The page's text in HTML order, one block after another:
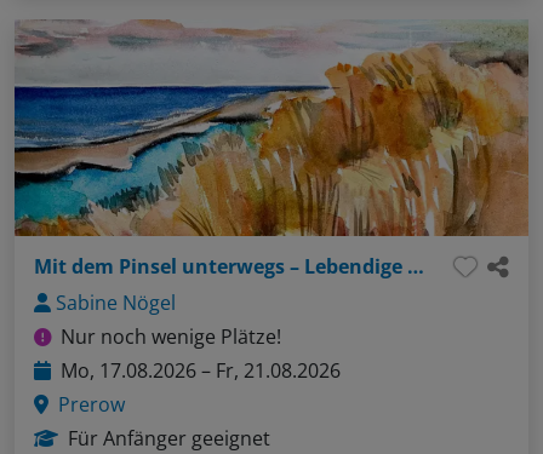
Mit dem Pinsel unterwegs – Lebendige Aquarelle
Sabine Nögel
Nur noch wenige Plätze!
Mo, 17.08.2026 – Fr, 21.08.2026
Prerow
Für Anfänger geeignet